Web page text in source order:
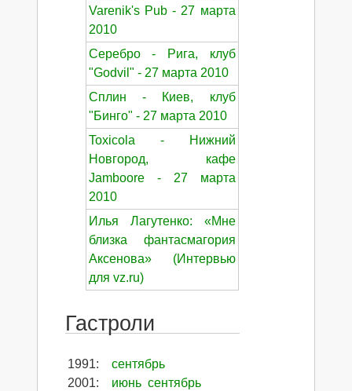
Varenik's Pub - 27 марта
2010
Серебро - Рига, клуб
"Godvil" - 27 марта 2010
Сплин - Киев, клуб
"Бинго" - 27 марта 2010
Toxicola - Нижний
Новгород, кафе
Jamboore - 27 марта
2010
Илья Лагутенко: «Мне
близка фантасмагория
Аксенова» (Интервью
для vz.ru)
Гастроли
1991:
сентябрь
2001: июнь сентябрь